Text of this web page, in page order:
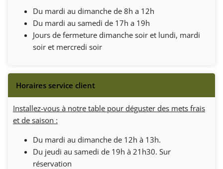
Du mardi au dimanche de 8h a 12h
Du mardi au samedi de 17h a 19h
Jours de fermeture dimanche soir et lundi, mardi
soir et mercredi soir
Installez-vous à notre table pour déguster des mets frais
et de saison :
Du mardi au dimanche de 12h à 13h.
Du jeudi au samedi de 19h à 21h30. Sur
réservation